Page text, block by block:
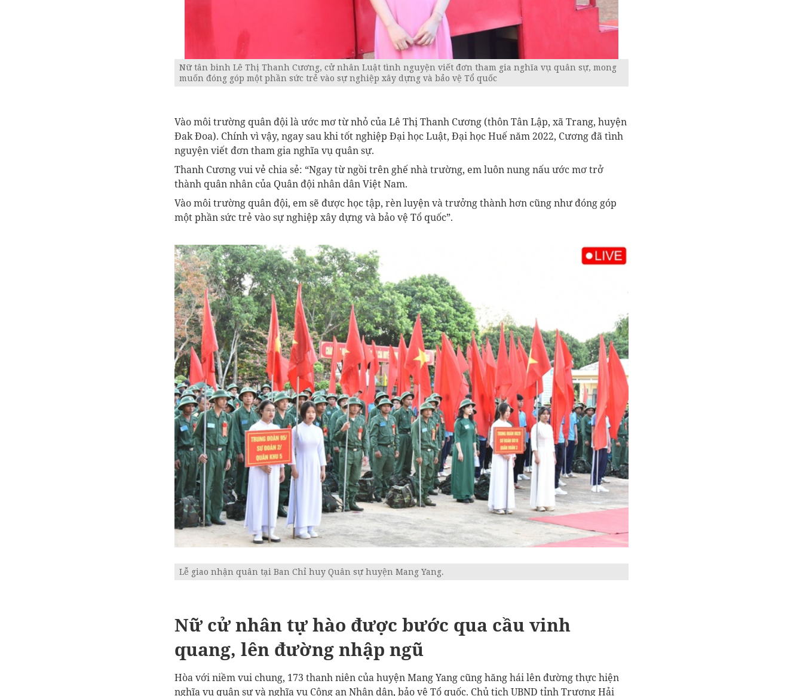
Nữ tân binh Lê Thị Thanh Cương, cử nhân Luật tình nguyện viết đơn tham gia nghĩa vụ quân sự, mong
muốn đóng góp một phần sức trẻ vào sự nghiệp xây dựng và bảo vệ Tổ quốc
Vào môi trường quân đội là ước mơ từ nhỏ của Lê Thị Thanh Cương (thôn Tân Lập, xã Trang, huyện
Đak Đoa). Chính vì vậy, ngay sau khi tốt nghiệp Đại học Luật, Đại học Huế năm 2022, Cương đã tình
nguyện viết đơn tham gia nghĩa vụ quân sự.
Thanh Cương vui vẻ chia sẻ: “Ngay từ ngồi trên ghế nhà trường, em luôn nung nấu ước mơ trở
thành quân nhân của Quân đội nhân dân Việt Nam.
Vào môi trường quân đội, em sẽ được học tập, rèn luyện và trưởng thành hơn cũng như đóng góp
một phần sức trẻ vào sự nghiệp xây dựng và bảo vệ Tổ quốc”.
Lễ giao nhận quân tại Ban Chỉ huy Quân sự huyện Mang Yang.
Nữ cử nhân tự hào được bước qua cầu vinh
quang, lên đường nhập ngũ
Hòa với niềm vui chung, 173 thanh niên của huyện Mang Yang cũng hăng hái lên đường thực hiện
nghĩa vụ quân sự và nghĩa vụ Công an Nhân dân, bảo vệ Tổ quốc. Chủ tịch UBND tỉnh Trương Hải